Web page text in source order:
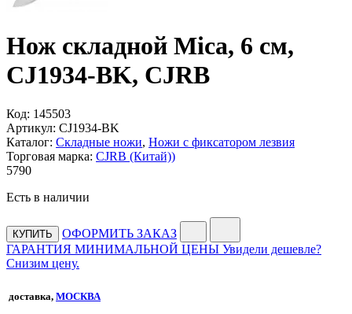
Нож складной Mica, 6 см,
CJ1934-BK, CJRB
Код: 145503
Артикул: CJ1934-BK
Каталог: Складные ножи, Ножи с фиксатором лезвия
Торговая марка: CJRB (Китай))
5790
Есть в наличии
КУПИТЬ
ОФОРМИТЬ ЗАКАЗ
ГАРАНТИЯ МИНИМАЛЬНОЙ ЦЕНЫ Увидели дешевле?
Снизим цену.
доставка, МОСКВА